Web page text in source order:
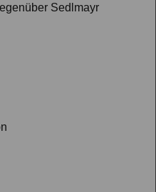
Sedlmayr